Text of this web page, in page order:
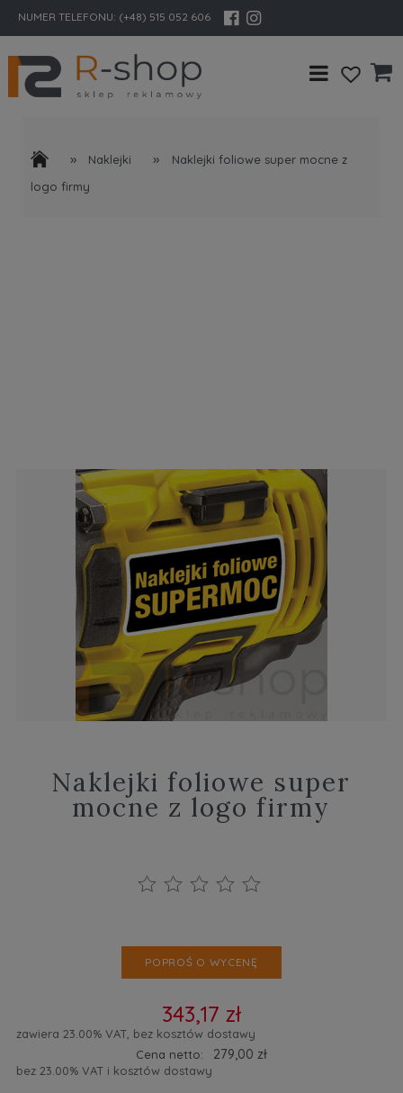
NUMER TELEFONU: (+48) 515 052 606
» Naklejki »
Naklejki foliowe super mocne z
logo firmy
Naklejki foliowe super
mocne z logo firmy
POPROŚ O WYCENĘ
343,17 zł
zawiera 23.00% VAT, bez kosztów dostawy
Cena netto:
279,00 zł
bez 23.00% VAT i kosztów dostawy